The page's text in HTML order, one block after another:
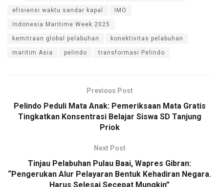
efisiensi waktu sandar kapal IMO
Indonesia Maritime Week 2025
kemitraan global pelabuhan konektivitas pelabuhan
maritim Asia pelindo transformasi Pelindo
Previous Post
Pelindo Peduli Mata Anak: Pemeriksaan Mata Gratis
Tingkatkan Konsentrasi Belajar Siswa SD Tanjung
Priok
Next Post
Tinjau Pelabuhan Pulau Baai, Wapres Gibran:
“Pengerukan Alur Pelayaran Bentuk Kehadiran Negara.
Harus Selesai Secepat Mungkin”